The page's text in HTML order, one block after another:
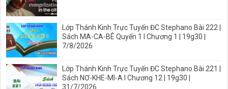
Lớp Thánh Kinh Trực Tuyến ĐC Stephano Bài 222 |
Sách MA-CA-BÊ Quyển 1 I Chương 1 | 19g30 |
7/8/2026
Lớp Thánh Kinh Trực Tuyến ĐC Stephano Bài 221 |
Sách NƠ-KHE-MI-A I Chương 12 | 19g30 |
31/7/2026